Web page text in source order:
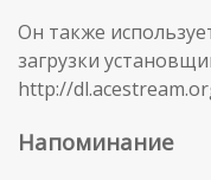
Он также
загрузки
http://
Напоминание